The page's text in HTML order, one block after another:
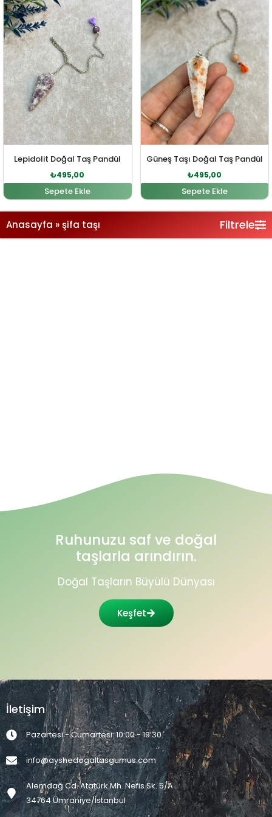
Lepidolit Doğal Taş Pandül
₺495,00
Sepete Ekle
Güneş Taşı Doğal Taş Pandül
₺495,00
Sepete Ekle
Anasayfa »şifa taşı Filtrele
Ruhunuzu saf ve doğal
taşlarla arındırın.
Doğal Taşların Büyülü Dünyası
Keşfet
İletişim
Pazartesi - Cumartesi: 10:00 - 19:30
info@ayshedogaltasgumus.com
Alemdağ Cd. Atatürk Mh. Nefis Sk. 5/A
34764 Ümraniye/İstanbul